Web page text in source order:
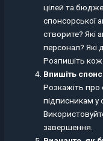
цілей та
спонсорської
створите? Які
персонал? Які
Розпишіть
Впишіть
Розкажіть про
підписникам у
завершення.